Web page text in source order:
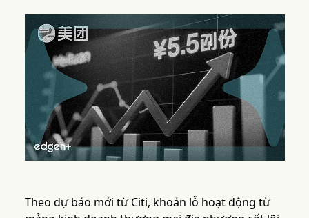
Theo dự báo mới từ Citi, khoản lỗ hoạt động từ